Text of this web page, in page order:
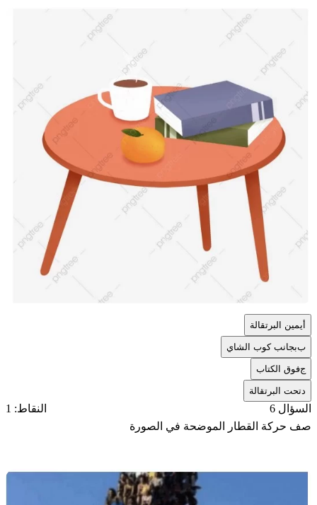
يمين البرتقالة
ببجانب كوب الشاي
جفوق الكتاب
تحت البرتقالة
السؤال 6
النقاط: 1
صف حركة القطار الموضحة في الصورة